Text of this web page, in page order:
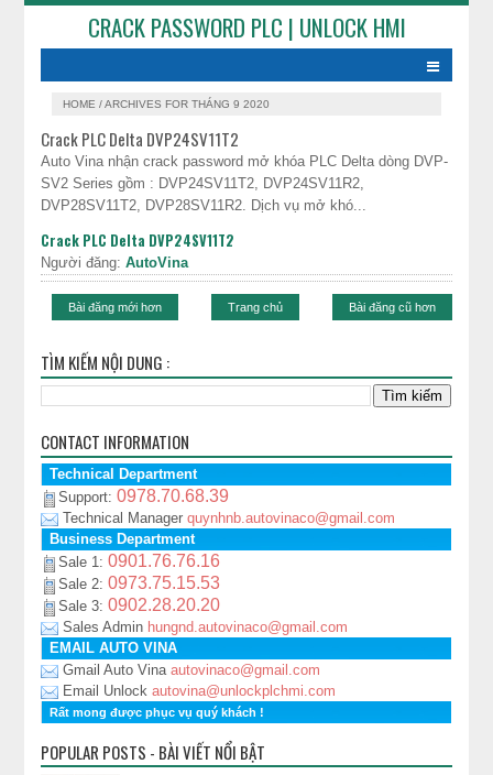
CRACK PASSWORD PLC | UNLOCK HMI
HOME/ARCHIVES FOR THÁNG 9 2020
Crack PLC Delta DVP24SV11T2
Auto Vina nhận crack password mở khóa PLC Delta dòng DVP-
SV2 Series gồm : DVP24SV11T2, DVP24SV11R2,
DVP28SV11T2, DVP28SV11R2. Dịch vụ mở khó...
Crack PLC Delta DVP24SV11T2
Người đăng:AutoVina
Bài đăng mới hơn Bài đăng cũ hơn
Trang chủ
TÌM KIẾM NỘI DUNG :
CONTACT INFORMATION
Technical Department
Support:0978.70.68.39
Technical Managerquynhnb.autovinaco@gmail.com
Business Department
Sale 1:0901.76.76.16
Sale 2:0973.75.15.53
Sale 3:0902.28.20.20
Sales Admin hungnd.autovinaco@gmail.com
EMAIL AUTO VINA
Gmail Auto Vinaautovinaco@gmail.com
Email Unlockautovina@unlockplchmi.com
Rất mong được phục vụ quý khách !
POPULAR POSTS - BÀI VIẾT NỔI BẬT